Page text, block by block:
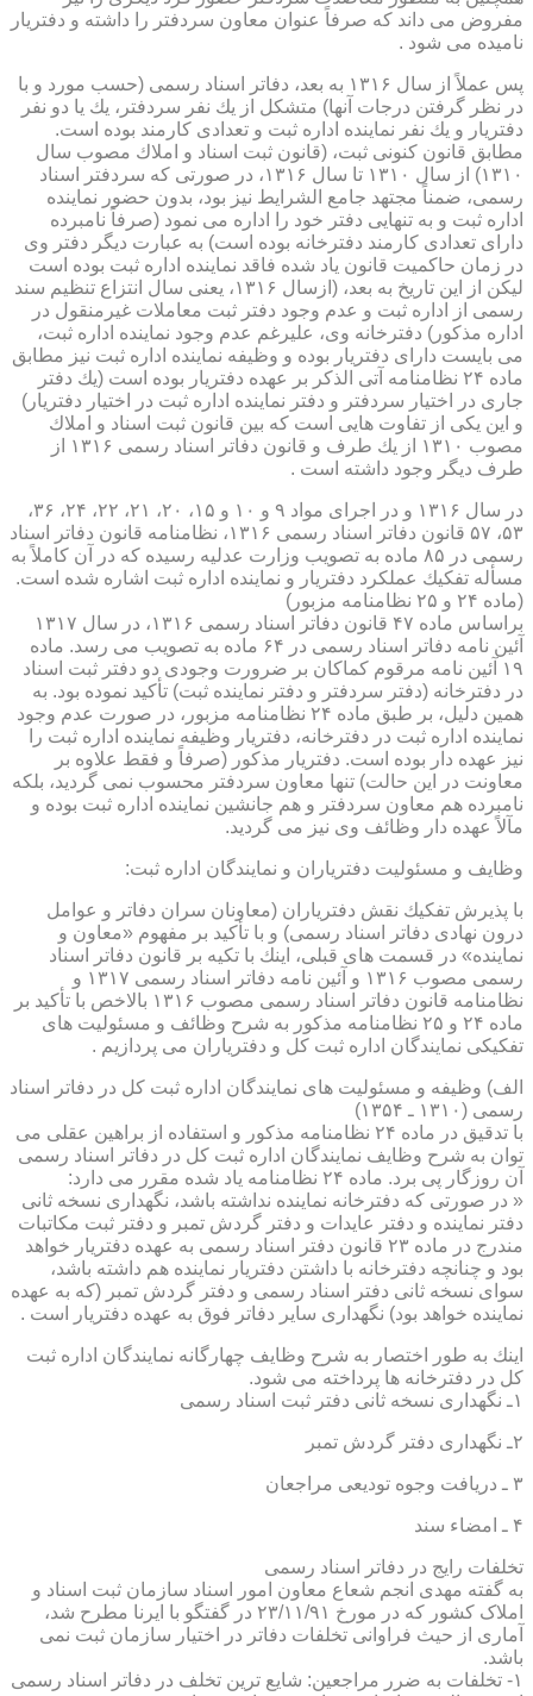
مفروض می داند كه صرفاً عنوان معاون سردفتر را داشته و دفتریار
نامیده می شود .
پس عملاً از سال ۱۳۱۶ به بعد، دفاتر اسناد رسمی (حسب مورد و با
در نظر گرفتن درجات آنها) متشكل از یك نفر سردفتر، یك یا دو نفر
دفتریار و یك نفر نماینده اداره ثبت و تعدادی كارمند بوده است.
مطابق قانون كنونی ثبت، (قانون ثبت اسناد و املاك مصوب سال
۱۳۱۰) از سال ۱۳۱۰ تا سال ۱۳۱۶، در صورتی كه سردفتر اسناد
رسمی، ضمناً مجتهد جامع الشرایط نیز بود، بدون حضور نماینده
اداره ثبت و به تنهایی دفتر خود را اداره می نمود (صرفاً نامبرده
دارای تعدادی كارمند دفترخانه بوده است) به عبارت دیگر دفتر وی
در زمان حاكمیت قانون یاد شده فاقد نماینده اداره ثبت بوده است
لیكن از این تاریخ به بعد، (ازسال ۱۳۱۶، یعنی سال انتزاع تنظیم سند
رسمی از اداره ثبت و عدم وجود دفتر ثبت معاملات غیرمنقول در
اداره مذكور) دفترخانه وی، علیرغم عدم وجود نماینده اداره ثبت،
می بایست دارای دفتریار بوده و وظیفه نماینده اداره ثبت نیز مطابق
ماده ۲۴ نظامنامه آتی الذكر بر عهده دفتریار بوده است (یك دفتر
جاری در اختیار سردفتر و دفتر نماینده اداره ثبت در اختیار دفتریار)
و این یكی از تفاوت هایی است كه بین قانون ثبت اسناد و املاك
مصوب ۱۳۱۰ از یك طرف و قانون دفاتر اسناد رسمی ۱۳۱۶ از
طرف دیگر وجود داشته است .
در سال ۱۳۱۶ و در اجرای مواد ۹ و ۱۰ و ۱۵، ۲۰، ۲۱، ۲۲، ۲۴، ۳۶،
۵۳، ۵۷ قانون دفاتر اسناد رسمی ۱۳۱۶، نظامنامه قانون دفاتر اسناد
رسمی در ۸۵ ماده به تصویب وزارت عدلیه رسیده كه در آن كاملاً به
مسأله تفكیك عملكرد دفتریار و نماینده اداره ثبت اشاره شده است.
(ماده ۲۴ و ۲۵ نظامنامه مزبور)
براساس ماده ۴۷ قانون دفاتر اسناد رسمی ۱۳۱۶، در سال ۱۳۱۷
آئین نامه دفاتر اسناد رسمی در ۶۴ ماده به تصویب می رسد. ماده
۱۹ آئین نامه مرقوم كماكان بر ضرورت وجودی دو دفتر ثبت اسناد
در دفترخانه (دفتر سردفتر و دفتر نماینده ثبت) تأكید نموده بود. به
همین دلیل، بر طبق ماده ۲۴ نظامنامه مزبور، در صورت عدم وجود
نماینده اداره ثبت در دفترخانه، دفتریار وظیفه نماینده اداره ثبت را
نیز عهده دار بوده است. دفتریار مذكور (صرفاً و فقط علاوه بر
معاونت در این حالت) تنها معاون سردفتر محسوب نمی گردید، بلكه
نامبرده هم معاون سردفتر و هم جانشین نماینده اداره ثبت بوده و
مآلاً عهده دار وظائف وی نیز می گردید.
وظایف و مسئولیت دفتریاران و نمایندگان اداره ثبت:
با پذیرش تفكیك نقش دفتریاران (معاونان سران دفاتر و عوامل
درون نهادی دفاتر اسناد رسمی) و با تأكید بر مفهوم «معاون و
نماینده» در قسمت های قبلی، اینك با تكیه بر قانون دفاتر اسناد
رسمی مصوب ۱۳۱۶ و آئین نامه دفاتر اسناد رسمی ۱۳۱۷ و
نظامنامه قانون دفاتر اسناد رسمی مصوب ۱۳۱۶ بالاخص با تأكید بر
ماده ۲۴ و ۲۵ نظامنامه مذكور به شرح وظائف و مسئولیت های
تفكیكی نمایندگان اداره ثبت كل و دفتریاران می پردازیم .
الف) وظیفه و مسئولیت های نمایندگان اداره ثبت كل در دفاتر اسناد
رسمی (۱۳۱۰ ـ ۱۳۵۴)
با تدقیق در ماده ۲۴ نظامنامه مذكور و استفاده از براهین عقلی می
توان به شرح وظایف نمایندگان اداره ثبت كل در دفاتر اسناد رسمی
آن روزگار پی برد. ماده ۲۴ نظامنامه یاد شده مقرر می دارد:
« در صورتی كه دفترخانه نماینده نداشته باشد، نگهداری نسخه ثانی
دفتر نماینده و دفتر عایدات و دفتر گردش تمبر و دفتر ثبت مكاتبات
مندرج در ماده ۲۳ قانون دفتر اسناد رسمی به عهده دفتریار خواهد
بود و چنانچه دفترخانه با داشتن دفتریار نماینده هم داشته باشد،
سوای نسخه ثانی دفتر اسناد رسمی و دفتر گردش تمبر (كه به عهده
نماینده خواهد بود) نگهداری سایر دفاتر فوق به عهده دفتریار است .
اینك به طور اختصار به شرح وظایف چهارگانه نمایندگان اداره ثبت
كل در دفترخانه ها پرداخته می شود.
۱ـ نگهداری نسخه ثانی دفتر ثبت اسناد رسمی
۲ـ نگهداری دفتر گردش تمبر
۳ ـ دریافت وجوه تودیعی مراجعان
۴ ـ امضاء سند
تخلفات رایج در دفاتر اسناد رسمی
به گفته مهدی انجم شعاع معاون امور اسناد سازمان ثبت اسناد و
املاک کشور که در مورخ ۲۳/۱۱/۹۱ در گفتگو با ایرنا مطرح شد،
آماری از حیث فراوانی تخلفات دفاتر در اختیار سازمان ثبت نمی
باشد.
۱- تخلفات به ضرر مراجعین: شایع ترین تخلف در دفاتر اسناد رسمی